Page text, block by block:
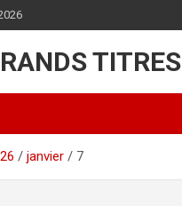
TITRES
janvier 7